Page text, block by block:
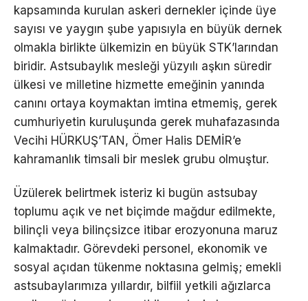
kapsamında kurulan askeri dernekler içinde üye
sayısı ve yaygın şube yapısıyla en büyük dernek
olmakla birlikte ülkemizin en büyük STK’larından
biridir. Astsubaylık mesleği yüzyılı aşkın süredir
ülkesi ve milletine hizmette emeğinin yanında
canını ortaya koymaktan imtina etmemiş, gerek
cumhuriyetin kuruluşunda gerek muhafazasında
Vecihi HÜRKUŞ’TAN, Ömer Halis DEMİR’e
kahramanlık timsali bir meslek grubu olmuştur.
Üzülerek belirtmek isteriz ki bugün astsubay
toplumu açık ve net biçimde mağdur edilmekte,
bilinçli veya bilinçsizce itibar erozyonuna maruz
kalmaktadır. Görevdeki personel, ekonomik ve
sosyal açıdan tükenme noktasına gelmiş; emekli
astsubaylarımıza yıllardır, bilfiil yetkili ağızlarca